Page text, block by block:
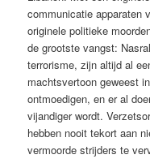
communicatie apparaten
originele politieke
de grootste vangst:
terrorisme, zijn altijd al
machtsvertoon geweest
ontmoedigen, en er al
vijandiger wordt.
hebben nooit tekort aan
vermoorde strijders te